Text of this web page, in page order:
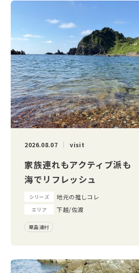
2026.08.07 visit
家族連れもアクティブ派も
海でリフレッシュ
シリーズ 地元の推しコレ
エリア 下越/佐渡
粟島浦村